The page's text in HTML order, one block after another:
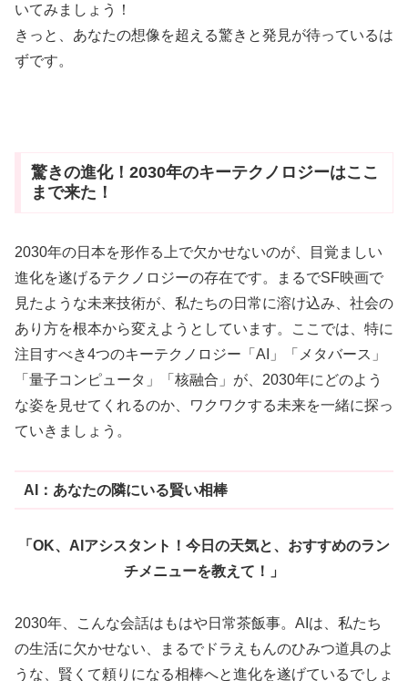
いてみましょう！
きっと、あなたの想像を超える驚きと発見が待っているは
ずです。
驚きの進化！2030年のキーテクノロジーはここ
まで来た！
2030年の日本を形作る上で欠かせないのが、目覚ましい
進化を遂げるテクノロジーの存在です。まるでSF映画で
見たような未来技術が、私たちの日常に溶け込み、社会の
あり方を根本から変えようとしています。ここでは、特に
注目すべき4つのキーテクノロジー「AI」「メタバース」
「量子コンピュータ」「核融合」が、2030年にどのよう
な姿を見せてくれるのか、ワクワクする未来を一緒に探っ
ていきましょう。
AI：あなたの隣にいる賢い相棒
「OK、AIアシスタント！今日の天気と、おすすめのラン
チメニューを教えて！」
2030年、こんな会話はもはや日常茶飯事。AIは、私たち
の生活に欠かせない、まるでドラえもんのひみつ道具のよ
うな、賢くて頼りになる相棒へと進化を遂げているでしょ